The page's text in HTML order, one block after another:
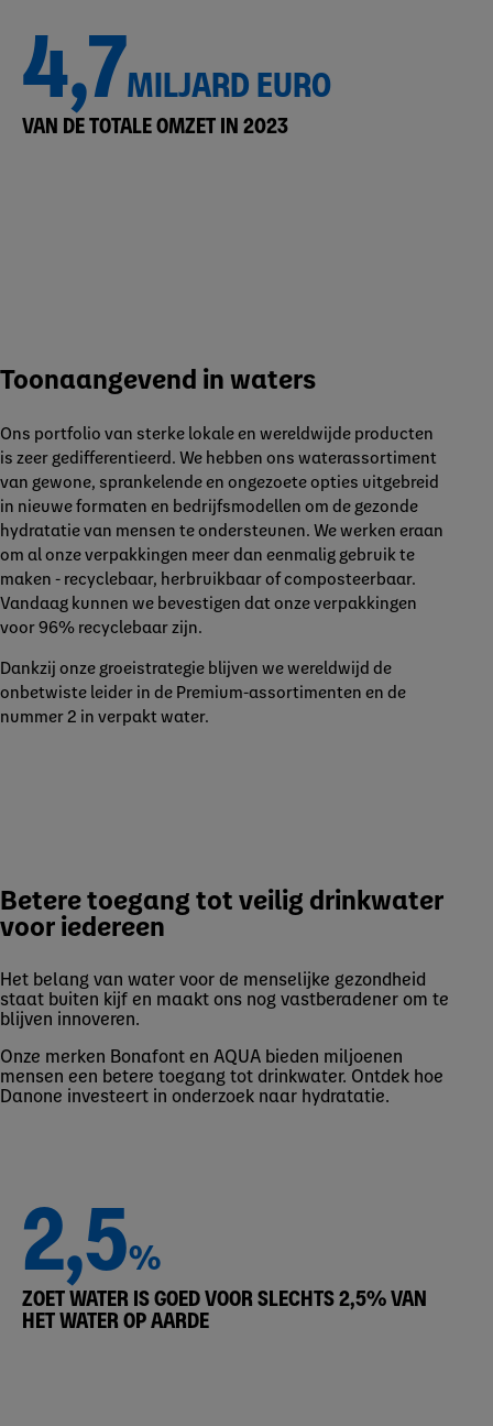
4,7MILJARD EURO
VAN DE TOTALE OMZET IN 2023
Toonaangevend in waters
Ons portfolio van sterke lokale en wereldwijde producten
is zeer gedifferentieerd. We hebben ons waterassortiment
van gewone, sprankelende en ongezoete opties uitgebreid
in nieuwe formaten en bedrijfsmodellen om de gezonde
hydratatie van mensen te ondersteunen. We werken eraan
om al onze verpakkingen meer dan eenmalig gebruik te
maken - recyclebaar, herbruikbaar of composteerbaar.
Vandaag kunnen we bevestigen dat onze verpakkingen
voor 96% recyclebaar zijn.
Dankzij onze groeistrategie blijven we wereldwijd de
onbetwiste leider in de Premium-assortimenten en de
nummer 2 in verpakt water.
Betere toegang tot veilig drinkwater
voor iedereen
Het belang van water voor de menselijke gezondheid
staat buiten kijf en maakt ons nog vastberadener om te
blijven innoveren.
Onze merken Bonafont en AQUA bieden miljoenen
mensen een betere toegang tot drinkwater. Ontdek hoe
Danone investeert in onderzoek naar hydratatie.
2,5%
ZOET WATER IS GOED VOOR SLECHTS 2,5% VAN
HET WATER OP AARDE